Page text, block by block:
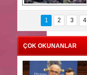
Ziyaretçisiz kalan
Akdamar Adası
badem çiçekleri ile
görsel bir güzellik
1 2 3 4
ÇOK OKUNANLAR